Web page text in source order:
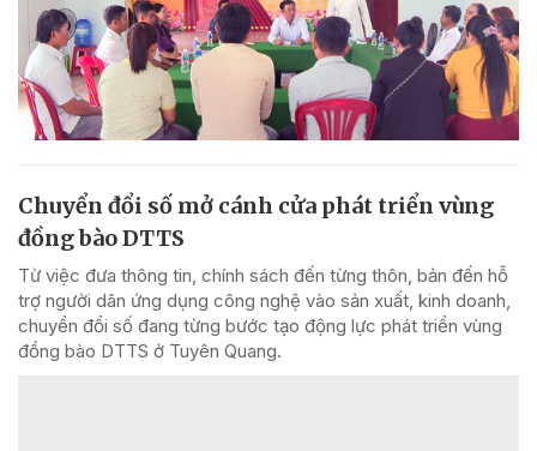
Chuyển đổi số mở cánh cửa phát triển vùng
đồng bào DTTS
Từ việc đưa thông tin, chính sách đến từng thôn, bản đến hỗ
trợ người dân ứng dụng công nghệ vào sản xuất, kinh doanh,
chuyển đổi số đang từng bước tạo động lực phát triển vùng
đồng bào DTTS ở Tuyên Quang.